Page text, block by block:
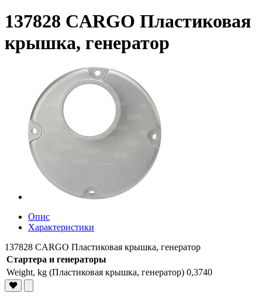
137828 CARGO Пластиковая
крышка, генератор
Опис
Характеристики
137828 CARGO Пластиковая крышка, генератор
Стартера и генераторы
Weight, kg (Пластиковая крышка, генератор) 0,3740